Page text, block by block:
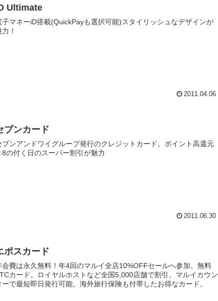
Ultimate
子マネーiD搭載(QuickPayも選択可能)スタイリッシュなデザインが
力！
2011.04.06
ブンカード
ブンアンドワイグループ発行のクレジットカード。ポイント高還元
8の付く日のスーパー割引が魅力
2011.06.30
ポスカード
会費は永久無料！年4回のマルイ全店10%OFFセールへ参加。無料
カード。ロイヤルホストなど全国5,000店舗で割引。マルイカウン
ーで最短即日発行可能。海外旅行保険も付帯したお得なカード。